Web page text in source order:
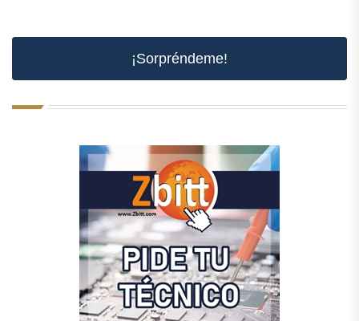
¡Sorpréndeme!